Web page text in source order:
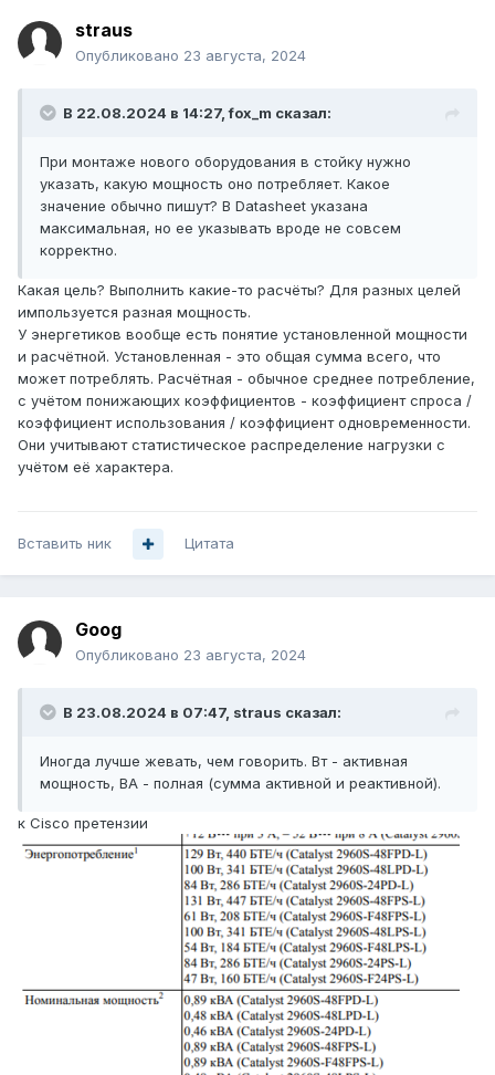
straus
Опубликовано 23 августа, 2024
В 22.08.2024 в 14:27,fox_m сказал:
При монтаже нового оборудования в стойку нужно
указать, какую мощность оно потребляет. Какое
значение обычно пишут? В Datasheet указана
максимальная, но ее указывать вроде не совсем
корректно.
Какая цель? Выполнить какие-то расчёты? Для разных целей
импользуется разная мощность.
У энергетиков вообще есть понятие установленной мощности
и расчётной. Установленная - это общая сумма всего, что
может потреблять. Расчётная - обычное среднее потребление,
с учётом понижающих коэффициентов - коэффициент спроса /
коэффициент использования / коэффициент одновременности.
Они учитывают статистическое распределение нагрузки с
учётом её характера.
Вставить ник Цитата
Goog
Опубликовано 23 августа, 2024
В 23.08.2024 в 07:47, straus сказал:
Иногда лучше жевать, чем говорить. Вт - активная
мощность, ВА - полная (сумма активной и реактивной).
к Cisco претензии